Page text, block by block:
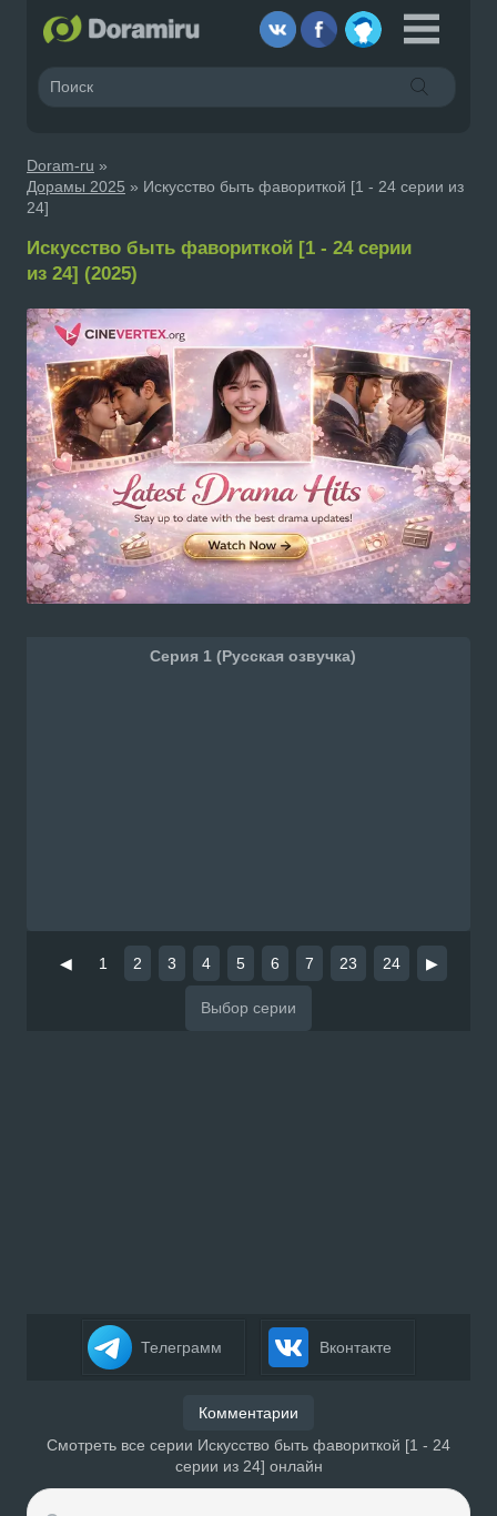
Doram-ru »
Дорамы 2025 » Искусство быть фавориткой [1 - 24 серии из
24]
Искусство быть фавориткой [1 - 24 серии
из 24] (2025)
Серия 1 (Русская озвучка)
◀ 1 2 3 4 5 6 7 23 24 ▶
Телеграмм Вконтакте
Комментарии
Смотреть все серии Искусство быть фавориткой [1 - 24
серии из 24] онлайн